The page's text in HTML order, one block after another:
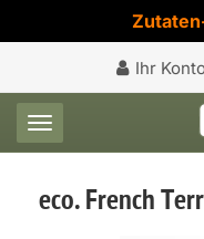
Ihr
Toggle navigation
eco. French